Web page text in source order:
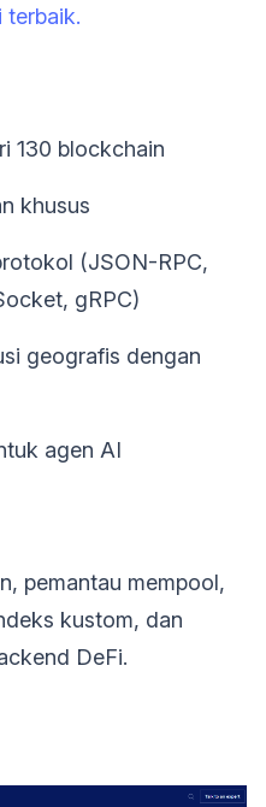
terbaik.
130 blockchain
khusus
(JSON-RPC,
gRPC)
geografis dengan
agen AI
pemantau mempool,
kustom, dan
DeFi.